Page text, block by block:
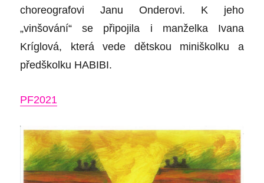
choreografovi Janu Onderovi. K jeho
„vinšování“ se připojila i manželka Ivana
Kríglová, která vede dětskou miniškolku a
předškolku HABIBI.
PF2021